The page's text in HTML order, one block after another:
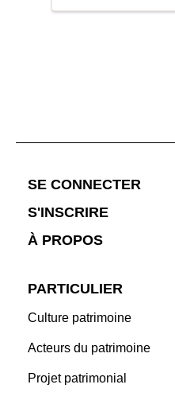
SE CONNECTER
S'INSCRIRE
À PROPOS
PARTICULIER
Culture patrimoine
Acteurs du patrimoine
Projet patrimonial